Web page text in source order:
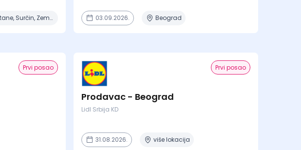
Beograd, Leštane, Surčin, Zemun Polje 03.09.2026. Beograd
Prvi posao Prvi posao
Prodavac - Beograd
Lidl Srbija KD
31.08.2026. više lokacija